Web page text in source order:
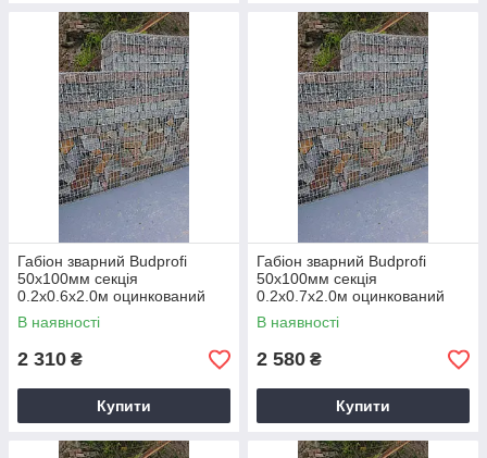
Габіон зварний Budprofi
50х100мм секція
0.2х0.6х2.0м оцинкований
для огорожі
В наявності
2 310 ₴
Купити
Габіон зварний Budprofi
50х100мм секція
0.2х0.7х2.0м оцинкований
для огорожі
В наявності
2 580 ₴
Купити